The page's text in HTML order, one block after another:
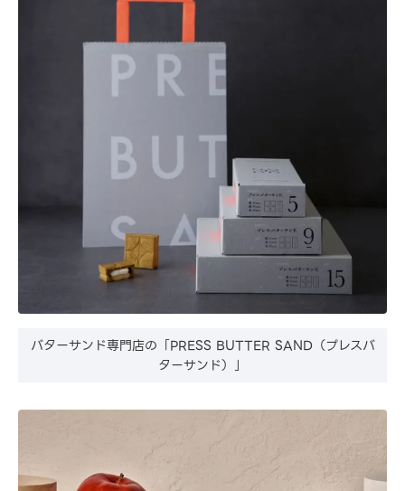
バターサンド専門店の「PRESS BUTTER SAND（プレスバ
ターサンド）」